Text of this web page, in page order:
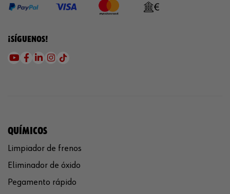
¡SÍGUENOS!
QUÍMICOS
Limpiador de frenos
Eliminador de óxido
Pegamento rápido